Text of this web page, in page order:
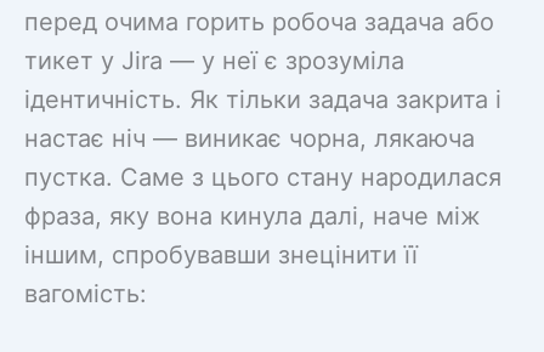
перед очима горить робоча задача або
тикет у Jira — у неї є зрозуміла
ідентичність. Як тільки задача закрита і
настає ніч — виникає чорна, лякаюча
пустка. Саме з цього стану народилася
фраза, яку вона кинула далі, наче між
іншим, спробувавши знецінити її
вагомість: